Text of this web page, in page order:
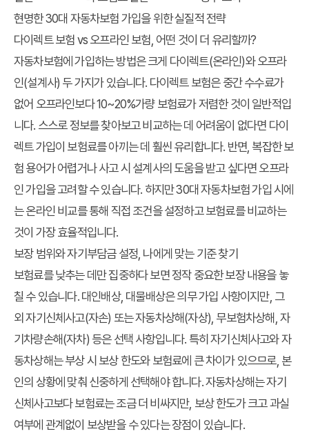
현명한 30대 자동차보험 가입을 위한 실질적 전략
다이렉트 보험 vs 오프라인 보험, 어떤 것이 더 유리할까?
자동차보험에 가입하는 방법은 크게 다이렉트(온라인)와 오프라
인(설계사) 두 가지가 있습니다. 다이렉트 보험은 중간 수수료가
없어 오프라인보다 10~20%가량 보험료가 저렴한 것이 일반적입
니다. 스스로 정보를 찾아보고 비교하는 데 어려움이 없다면 다이
렉트 가입이 보험료를 아끼는 데 훨씬 유리합니다. 반면, 복잡한 보
험 용어가 어렵거나 사고 시 설계사의 도움을 받고 싶다면 오프라
인 가입을 고려할 수 있습니다. 하지만 30대 자동차보험 가입 시에
는 온라인 비교를 통해 직접 조건을 설정하고 보험료를 비교하는
것이 가장 효율적입니다.
보장 범위와 자기부담금 설정, 나에게 맞는 기준 찾기
보험료를 낮추는 데만 집중하다 보면 정작 중요한 보장 내용을 놓
칠 수 있습니다. 대인배상, 대물배상은 의무 가입 사항이지만, 그
외 자기신체사고(자손) 또는 자동차상해(자상), 무보험차상해, 자
기차량손해(자차) 등은 선택 사항입니다. 특히 자기신체사고와 자
동차상해는 부상 시 보상 한도와 보험료에 큰 차이가 있으므로, 본
인의 상황에 맞춰 신중하게 선택해야 합니다. 자동차상해는 자기
신체사고보다 보험료는 조금 더 비싸지만, 보상 한도가 크고 과실
여부에 관계없이 보상받을 수 있다는 장점이 있습니다.